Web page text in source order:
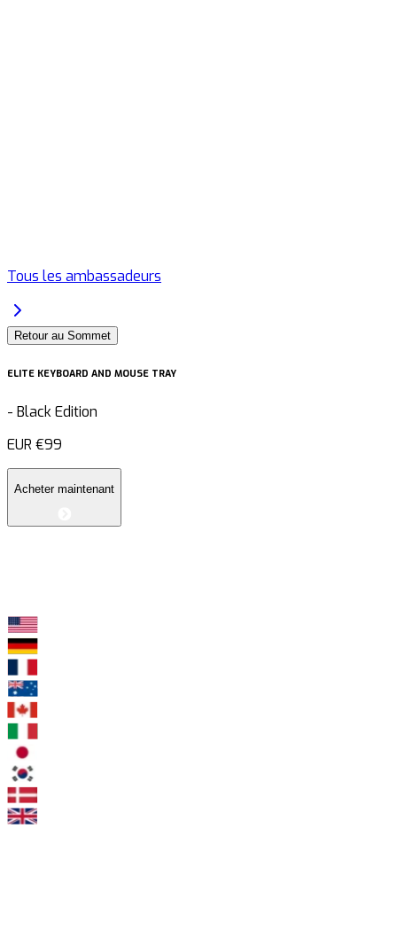
Tous les ambassadeurs
Retour au Sommet
ELITE KEYBOARD AND MOUSE TRAY
- Black Edition
EUR €99
Acheter maintenant